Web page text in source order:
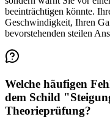
beeinträchtigen könnte.
Geschwindigkeit, Ihren
bevorstehenden steilen
Welche häufigen
dem Schild
Theorieprüfung?